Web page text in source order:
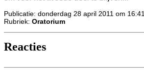
Publicatie: donderdag 28 april 2011 om 16:41
Rubriek: Oratorium
Reacties